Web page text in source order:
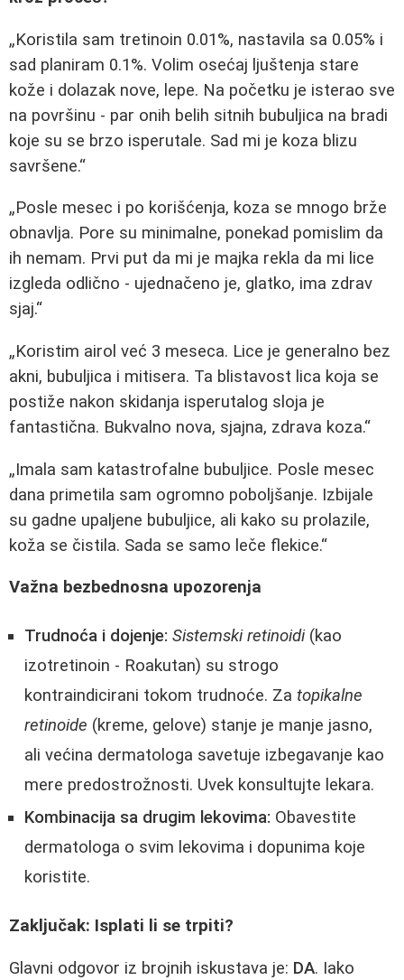
„Koristila sam tretinoin 0.01%, nastavila sa 0.05% i
sad planiram 0.1%. Volim osećaj ljuštenja stare
kože i dolazak nove, lepe. Na početku je isterao sve
na površinu - par onih belih sitnih bubuljica na bradi
koje su se brzo isperutale. Sad mi je koza blizu
savršene.“
„Posle mesec i po korišćenja, koza se mnogo brže
obnavlja. Pore su minimalne, ponekad pomislim da
ih nemam. Prvi put da mi je majka rekla da mi lice
izgleda odlično - ujednačeno je, glatko, ima zdrav
sjaj.“
„Koristim airol već 3 meseca. Lice je generalno bez
akni, bubuljica i mitisera. Ta blistavost lica koja se
postiže nakon skidanja isperutalog sloja je
fantastična. Bukvalno nova, sjajna, zdrava koza.“
„Imala sam katastrofalne bubuljice. Posle mesec
dana primetila sam ogromno poboljšanje. Izbijale
su gadne upaljene bubuljice, ali kako su prolazile,
koža se čistila. Sada se samo leče flekice.“
Važna bezbednosna upozorenja
Trudnoća i dojenje: Sistemski retinoidi(kao
izotretinoin - Roakutan) su strogo
kontraindicirani tokom trudnoće. Za topikalne
retinoide (kreme, gelove) stanje je manje jasno,
ali većina dermatologa savetuje izbegavanje kao
mere predostrožnosti. Uvek konsultujte lekara.
Kombinacija sa drugim lekovima: Obavestite
dermatologa o svim lekovima i dopunima koje
koristite.
Zaključak: Isplati li se trpiti?
Glavni odgovor iz brojnih iskustava je: DA. Iako